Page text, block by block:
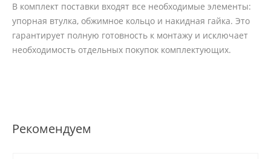
В комплект поставки входят все необходимые элементы:
упорная втулка, обжимное кольцо и накидная гайка. Это
гарантирует полную готовность к монтажу и исключает
необходимость отдельных покупок комплектующих.
Рекомендуем